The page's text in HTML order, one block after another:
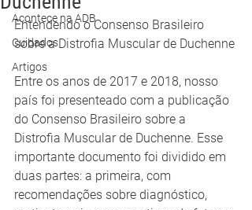
Acontece na ADB
Cuidados
Artigos
Entendendo o Consenso Brasileiro
sobre a Distrofia Muscular de Duchenne
Entre os anos de 2017 e 2018, nosso
país foi presenteado com a publicação
do Consenso Brasileiro sobre a
Distrofia Muscular de Duchenne. Esse
importante documento foi dividido em
duas partes: a primeira, com
recomendações sobre diagnóstico,